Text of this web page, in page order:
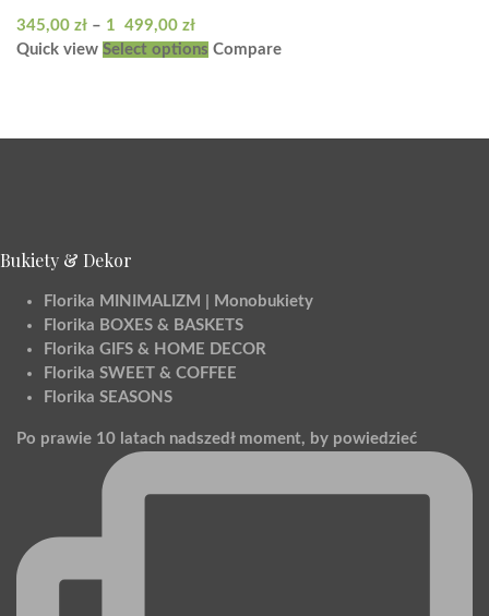
345,00 zł – 1 499,00 złZakres
cen:
Quick view Select options Ten
Compare
Bukiety & Dekor
Florika MINIMALIZM | Monobukiety
Florika BOXES & BASKETS
Florika GIFS & HOME DECOR
Florika SWEET & COFFEE
Florika SEASONS
Po prawie 10 latach nadszedł moment, by powiedzieć